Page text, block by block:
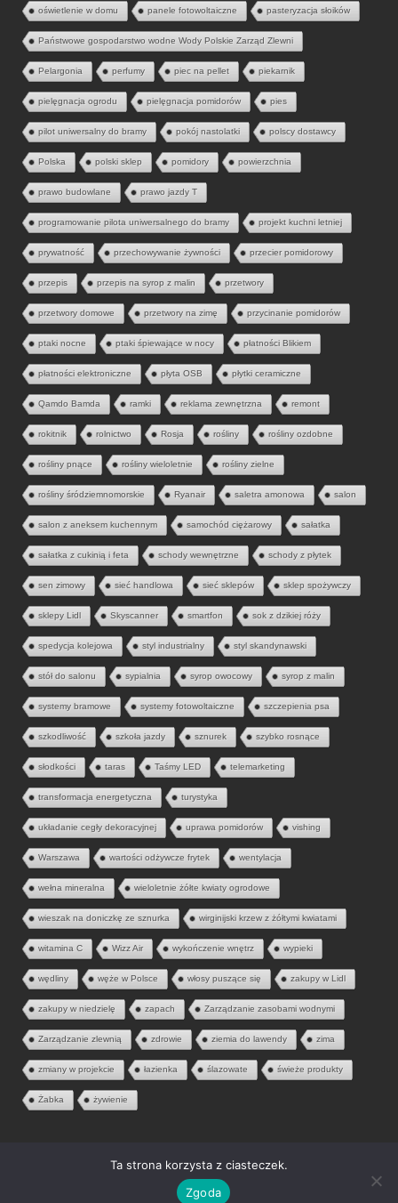
oświetlenie w domu panele fotowoltaiczne pasteryzacja słoików
Państwowe gospodarstwo wodne Wody Polskie Zarząd Zlewni
Pelargonia perfumy piec na pellet piekarnik
pielęgnacja ogrodu pielęgnacja pomidorów pies
pilot uniwersalny do bramy pokój nastolatki polscy dostawcy
Polska polski sklep pomidory powierzchnia
prawo budowlane prawo jazdy T
programowanie pilota uniwersalnego do bramy projekt kuchni letniej
prywatność przechowywanie żywności przecier pomidorowy
przepis przepis na syrop z malin przetwory
przetwory domowe przetwory na zimę przycinanie pomidorów
ptaki nocne ptaki śpiewające w nocy płatności Blikiem
płatności elektroniczne płyta OSB płytki ceramiczne
Qamdo Bamda ramki reklama zewnętrzna remont
rokitnik rolnictwo Rosja rośliny rośliny ozdobne
rośliny pnące rośliny wieloletnie rośliny zielne
rośliny śródziemnomorskie Ryanair saletra amonowa salon
salon z aneksem kuchennym samochód ciężarowy sałatka
sałatka z cukinią i feta schody wewnętrzne schody z płytek
sen zimowy sieć handlowa sieć sklepów sklep spożywczy
sklepy Lidl Skyscanner smartfon sok z dzikiej róży
spedycja kolejowa styl industrialny styl skandynawski
stół do salonu sypialnia syrop owocowy syrop z malin
systemy bramowe systemy fotowoltaiczne szczepienia psa
szkodliwość szkoła jazdy sznurek szybko rosnące
słodkości taras Taśmy LED telemarketing
transformacja energetyczna turystyka
układanie cegły dekoracyjnej uprawa pomidorów vishing
Warszawa wartości odżywcze frytek wentylacja
wełna mineralna wieloletnie żółte kwiaty ogrodowe
wieszak na doniczkę ze sznurka wirginijski krzew z żółtymi kwiatami
witamina C Wizz Air wykończenie wnętrz wypieki
wędliny węże w Polsce włosy puszące się zakupy w Lidl
zakupy w niedzielę zapach Zarządzanie zasobami wodnymi
Zarządzanie zlewnią zdrowie ziemia do lawendy zima
zmiany w projekcie łazienka ślazowate świeże produkty
Żabka żywienie
© 2026 Aria Liter. Wszelkie prawa zastrzeżone.
Ta strona korzysta z ciasteczek.
Zgoda